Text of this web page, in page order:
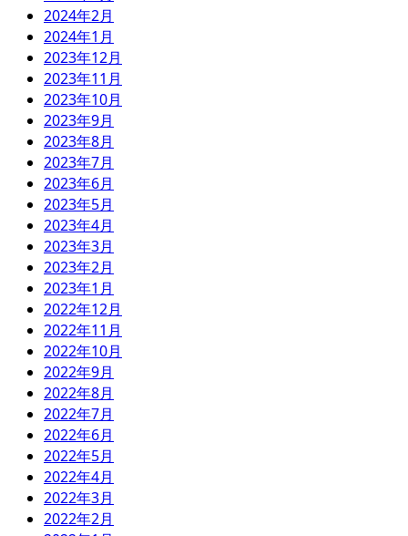
2024年2月
2024年1月
2023年12月
2023年11月
2023年10月
2023年9月
2023年8月
2023年7月
2023年6月
2023年5月
2023年4月
2023年3月
2023年2月
2023年1月
2022年12月
2022年11月
2022年10月
2022年9月
2022年8月
2022年7月
2022年6月
2022年5月
2022年4月
2022年3月
2022年2月